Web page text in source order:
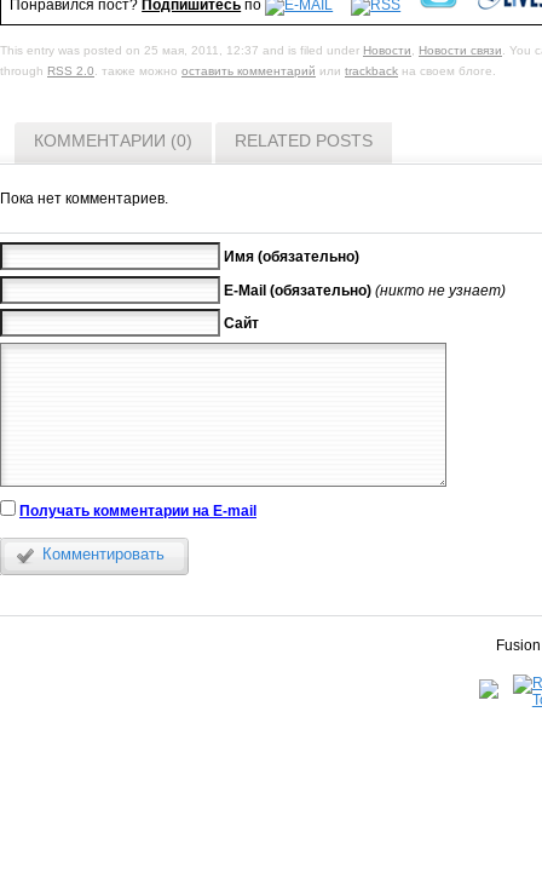
Понравился пост? Подпишитесь по
This entry was posted on 25 мая, 2011, 12:37 and is filed under Новости, Новости связи. You
through RSS 2.0. также можно оставить комментарий или trackback на своем блоге.
КОММЕНТАРИИ (0) RELATED POSTS
Пока нет комментариев.
Имя (обязательно)
E-Mail (обязательно) (никто не узнает)
Сайт
Получать комментарии на E-mail
Комментировать